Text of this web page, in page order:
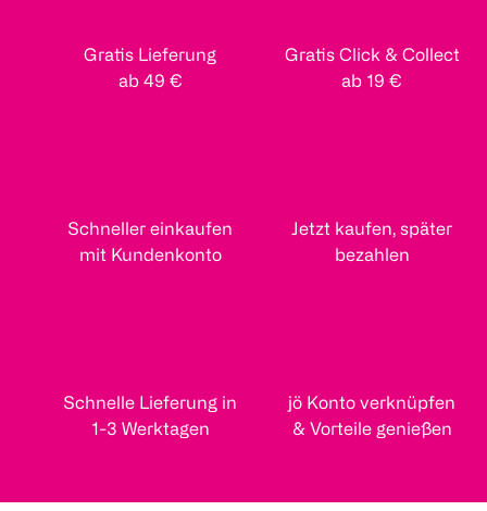
Gratis Lieferung
ab 49 €
Gratis Click & Collect
ab 19 €
Schneller einkaufen
mit Kundenkonto
Jetzt kaufen, später
bezahlen
Schnelle Lieferung in
1-3 Werktagen
jö Konto verknüpfen
& Vorteile genießen